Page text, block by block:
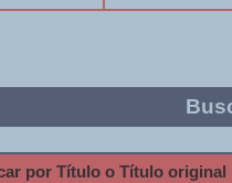
por Título o Título original